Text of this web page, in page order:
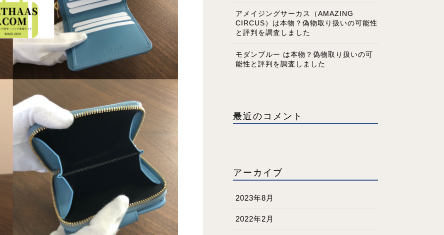
アメイジングサーカス（AMAZING
CIRCUS）は本物？偽物取り扱いの可能性
と評判を調査しました
モダンブルー は本物？偽物取り扱いの可
能性と評判を調査しました
最近のコメント
アーカイブ
2023年8月
2022年2月